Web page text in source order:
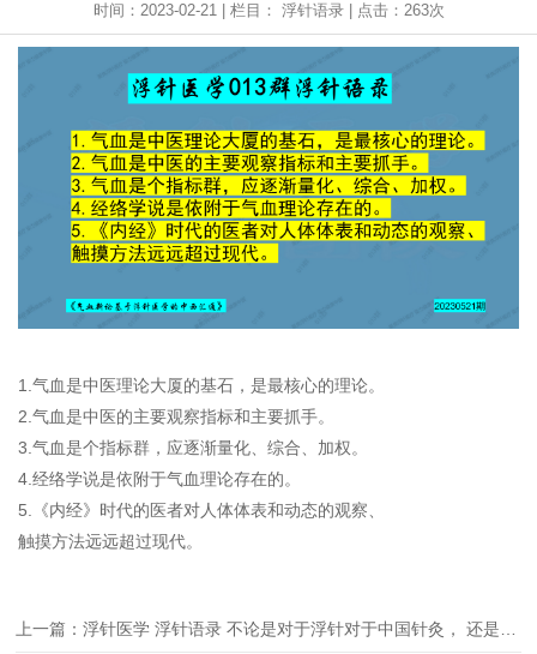
时间：2023-02-21 | 栏目： 浮针语录| 点击： 263次
1.气血是中医理论大厦的基石，是最核心的理论。
2.气血是中医的主要观察指标和主要抓手。
3.气血是个指标群，应逐渐量化、综合、加权。
4.经络学说是依附于气血理论存在的。
5.《内经》时代的医者对人体体表和动态的观察、
触摸方法远远超过现代。